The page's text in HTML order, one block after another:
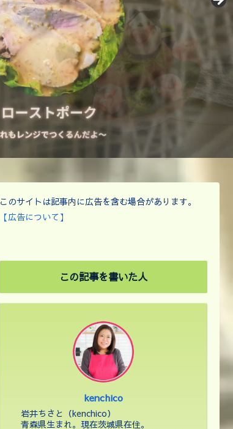
このサイトは記事内に広告を含む場合があります。
【広告について】
この記事を書いた人
kenchico
岩井ちさと（kenchico）
青森県生まれ。現在茨城県在住。